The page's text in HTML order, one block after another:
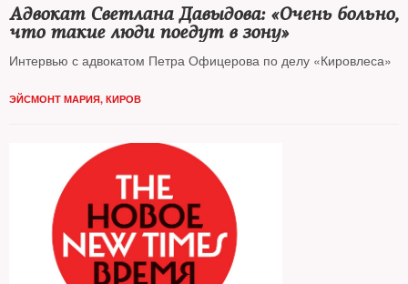
Адвокат Светлана Давыдова: «Очень больно,
что такие люди поедут в зону»
Интервью с адвокатом Петра Офицерова по делу «Кировлеса»
ЭЙСМОНТ МАРИЯ, КИРОВ